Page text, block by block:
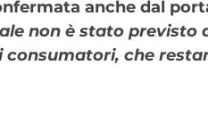
anche dal
non è stato previsto
consumatori, che